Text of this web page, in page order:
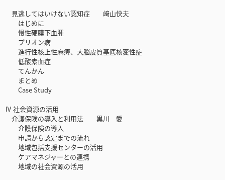
見逃してはいけない認知症 﨑山快夫
はじめに
慢性硬膜下血腫
プリオン病
進行性核上性麻痺、大脳皮質基底核変性症
低酸素血症
てんかん
まとめ
Case Study
Ⅳ 社会資源の活用
介護保険の導入と利用法 黒川 愛
介護保険の導入
申請から認定までの流れ
地域包括支援センターの活用
ケアマネジャーとの連携
地域の社会資源の活用